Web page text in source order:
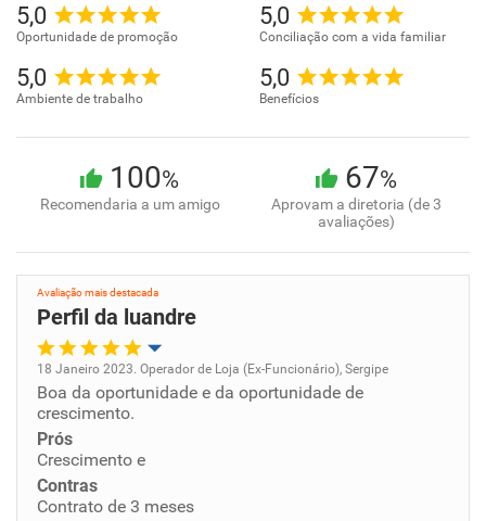
5,0
Oportunidade de promoção
5,0
Conciliação com a vida familiar
5,0
Ambiente de trabalho
5,0
Benefícios
100%
Recomendaria a um amigo
67%
Aprovam a diretoria (de 3
avaliações)
Avaliação mais destacada
Perfil da luandre
Oportunidade de promoção
Ambiente de trabalho
Conciliação com a vida familiar
18 Janeiro 2023. Operador de Loja (Ex-Funcionário), Sergipe
Boa da oportunidade e da oportunidade de
crescimento.
Prós
Crescimento e
Contras
Contrato de 3 meses